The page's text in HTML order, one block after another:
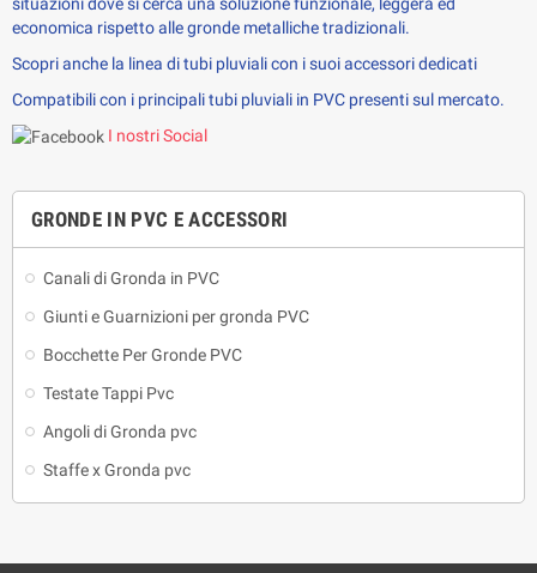
GRONDE IN PVC E ACCESSORI
Canali di Gronda in PVC
Giunti e Guarnizioni per gronda PVC
Bocchette Per Gronde PVC
Testate Tappi Pvc
Angoli di Gronda pvc
Staffe x Gronda pvc
economica rispetto alle gronde metalliche tradizionali.
Scopri anche la linea ditubi pluviali con i suoi accessoridedicati
Compatibili con i principali tubi pluviali in PVC presenti sul mercato.
I nostri Social